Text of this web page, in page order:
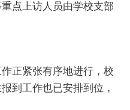
点上访人员由学校支部
正紧张有序地进行，校
到工作也已安排到位，